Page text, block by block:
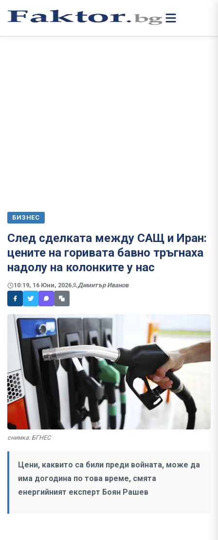
БИЗНЕС
След сделката между САЩ и Иран:
цените на горивата бавно тръгнаха
надолу на колонките у нас
10:19, 16 Юни, 2026 Димитър Иванов
снимка: БГНЕС
Цени, каквито са били преди войната, може да
има догодина по това време, смята
енергийният експерт Боян Рашев